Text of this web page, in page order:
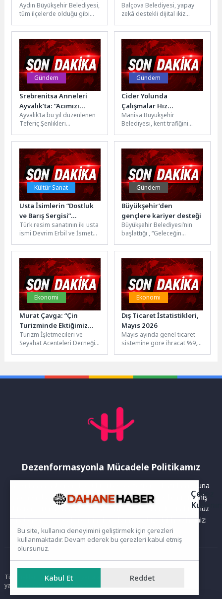
Çerçioğlu’na Hizmet
Teşekkürü
Aydın Büyükşehir Belediyesi,
tüm ilçelerde olduğu gibi
sürdürüyor.Aydın Büyükşehir
Belediyesi Park ve...
Zekâ Destekli Dijital İkiz
Sistemi Yolda
Balçova Belediyesi, yapay
zekâ destekli dijital ikiz
ve hızlı müdahale
dönemine...
Gündem
Srebrenitsa Anneleri
Ayvalık’ta: “Acımızı
unutmadık,
unutturmayacağız”
Ayvalık’ta bu yıl düzenlenen
Teferiç Şenlikleri
buluşma gerçekleşti. Ayvalık
Belediye Başkanı Mesut...
Gündem
Cider Yolunda
Çalışmalar Hız
Kesmeden Devam Ediyor
Manisa Büyükşehir
Belediyesi, kent trafiğini
güvenli ve akıcı hale
getirmek amacıyla...
Kültür Sanat
Usta İsimlerin “Dostluk
ve Barış Sergisi”
Beylikdüzü’nde
Türk resim sanatının iki usta
ismi Devrim Erbil ve İsmet
aşan dostluğundan...
Gündem
Büyükşehir’den
gençlere kariyer desteği
Büyükşehir Belediyesi’nin
başlattığı , “Geleceğin
etkinlikleriyle YKS
sonrasında tercih
sürecindeki gençler,
akademisyenler ve...
Ekonomi
Murat Çavga: “Çin
Turizminde Ektiğimiz
Tohumlar Filiz Vermeye
Başladı”
Turizm İşletmecileri ve
Seyahat Acenteleri Derneği
Ekonomi
Dış Ticaret İstatistikleri,
Mayıs 2026
Mayıs ayında genel ticaret
sistemine göre ihracat %9,5,
Dezenformasyonla Mücadele Politikamız
Yayınlanan haberler doğruluk ilkesi gözetilerek hazırlanır. Buna
rağmen bazı içeriklerde eksik, hatalı veya güncelliğini yitirmiş
bilgiler bulunabilir.Yanlış veya yanıltıcı olduğunu düşündüğünüz
haberleri aşağıdaki iletişim kanallarından bize bildirebilirsiniz:
Ana Sayfa
Tüm hakları saklıdır. Sitede yer alan içerikler izinsiz kopyalanamaz,
yayımlanamaz ve kullanılamaz.
Çerez
Bu site, kullanıcı deneyimini geliştirmek için çerezleri
kullanmaktadır. Devam ederek bu çerezleri kabul etmiş
olursunuz.
Kabul Et Reddet